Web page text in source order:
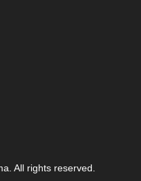
All rights reserved.